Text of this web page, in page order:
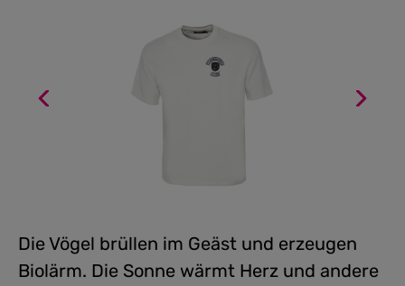
Die Vögel brüllen im Geäst und erzeugen
Biolärm. Die Sonne wärmt Herz und andere